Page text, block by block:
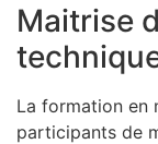
Maitrise
La formation en
participants de